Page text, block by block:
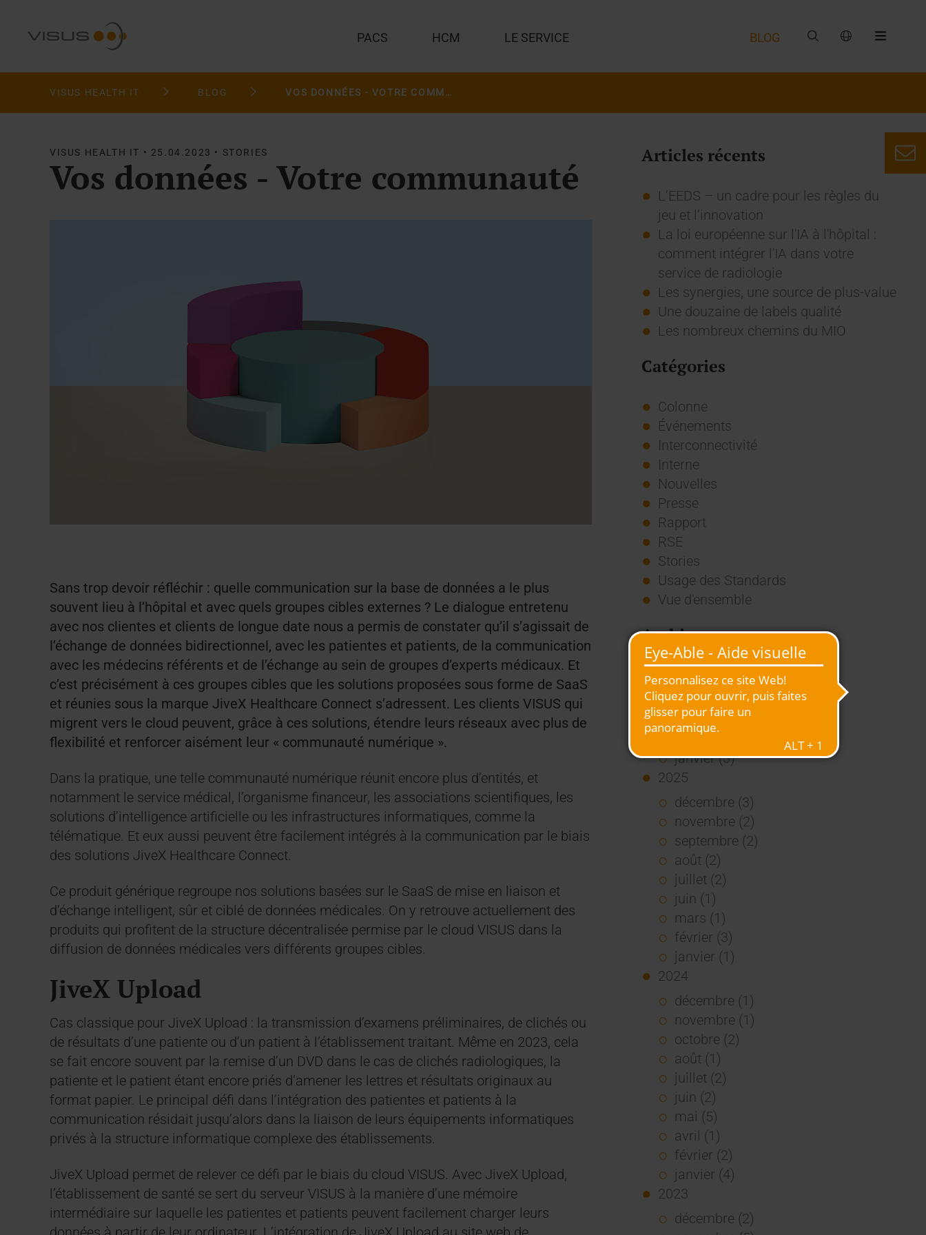
PACS HCM LE SERVICE BLOG
VISUS HEALTH IT BLOG VOS DONNÉES - VOTRE COMMUNAUTÉ
VISUS HEALTH IT • 25.04.2023 • STORIES
Vos données - Votre communauté
Sans trop devoir réfléchir : quelle communication sur la base de données a le plus
souvent lieu à l’hôpital et avec quels groupes cibles externes ? Le dialogue entretenu
avec nos clientes et clients de longue date nous a permis de constater qu’il s’agissait de
l’échange de données bidirectionnel, avec les patientes et patients, de la communication
avec les médecins référents et de l’échange au sein de groupes d’experts médicaux. Et
c’est précisément à ces groupes cibles que les solutions proposées sous forme de SaaS
et réunies sous la marque JiveX Healthcare Connect s’adressent. Les clients VISUS qui
migrent vers le cloud peuvent, grâce à ces solutions, étendre leurs réseaux avec plus de
flexibilité et renforcer aisément leur « communauté numérique ».
Dans la pratique, une telle communauté numérique réunit encore plus d’entités, et
notamment le service médical, l’organisme financeur, les associations scientifiques, les
solutions d’intelligence artificielle ou les infrastructures informatiques, comme la
télématique. Et eux aussi peuvent être facilement intégrés à la communication par le biais
des solutions JiveX Healthcare Connect.
Ce produit générique regroupe nos solutions basées sur le SaaS de mise en liaison et
d’échange intelligent, sûr et ciblé de données médicales. On y retrouve actuellement des
produits qui profitent de la structure décentralisée permise par le cloud VISUS dans la
diffusion de données médicales vers différents groupes cibles.
JiveX Upload
Cas classique pour JiveX Upload : la transmission d’examens préliminaires, de clichés ou
de résultats d’une patiente ou d’un patient à l’établissement traitant. Même en 2023, cela
se fait encore souvent par la remise d’un DVD dans le cas de clichés radiologiques, la
patiente et le patient étant encore priés d’amener les lettres et résultats originaux au
format papier. Le principal défi dans l’intégration des patientes et patients à la
communication résidait jusqu’alors dans la liaison de leurs équipements informatiques
privés à la structure informatique complexe des établissements.
JiveX Upload permet de relever ce défi par le biais du cloud VISUS. Avec JiveX Upload,
l’établissement de santé se sert du serveur VISUS à la manière d’une mémoire
intermédiaire sur laquelle les patientes et patients peuvent facilement charger leurs
Articles récents
L’EEDS – un cadre pour les règles du
jeu et l’innovation
La loi européenne sur l'IA à l'hôpital :
comment intégrer l'IA dans votre
service de radiologie
Les synergies, une source de plus-value
Une douzaine de labels qualité
Les nombreux chemins du MIO
Catégories
Colonne
Événements
Interconnectivité
Interne
Nouvelles
Presse
Rapport
RSE
Stories
Usage des Standards
Vue d'ensemble
Archive
2026
juillet (3)
juin (4)
mai (1)
janvier (3)
2025
décembre (3)
novembre (2)
septembre (2)
août (2)
juillet (2)
juin (1)
mars (1)
février (3)
janvier (1)
2024
décembre (1)
novembre (1)
octobre (2)
août (1)
juillet (2)
juin (2)
mai (5)
avril (1)
février (2)
janvier (4)
2023
décembre (2)